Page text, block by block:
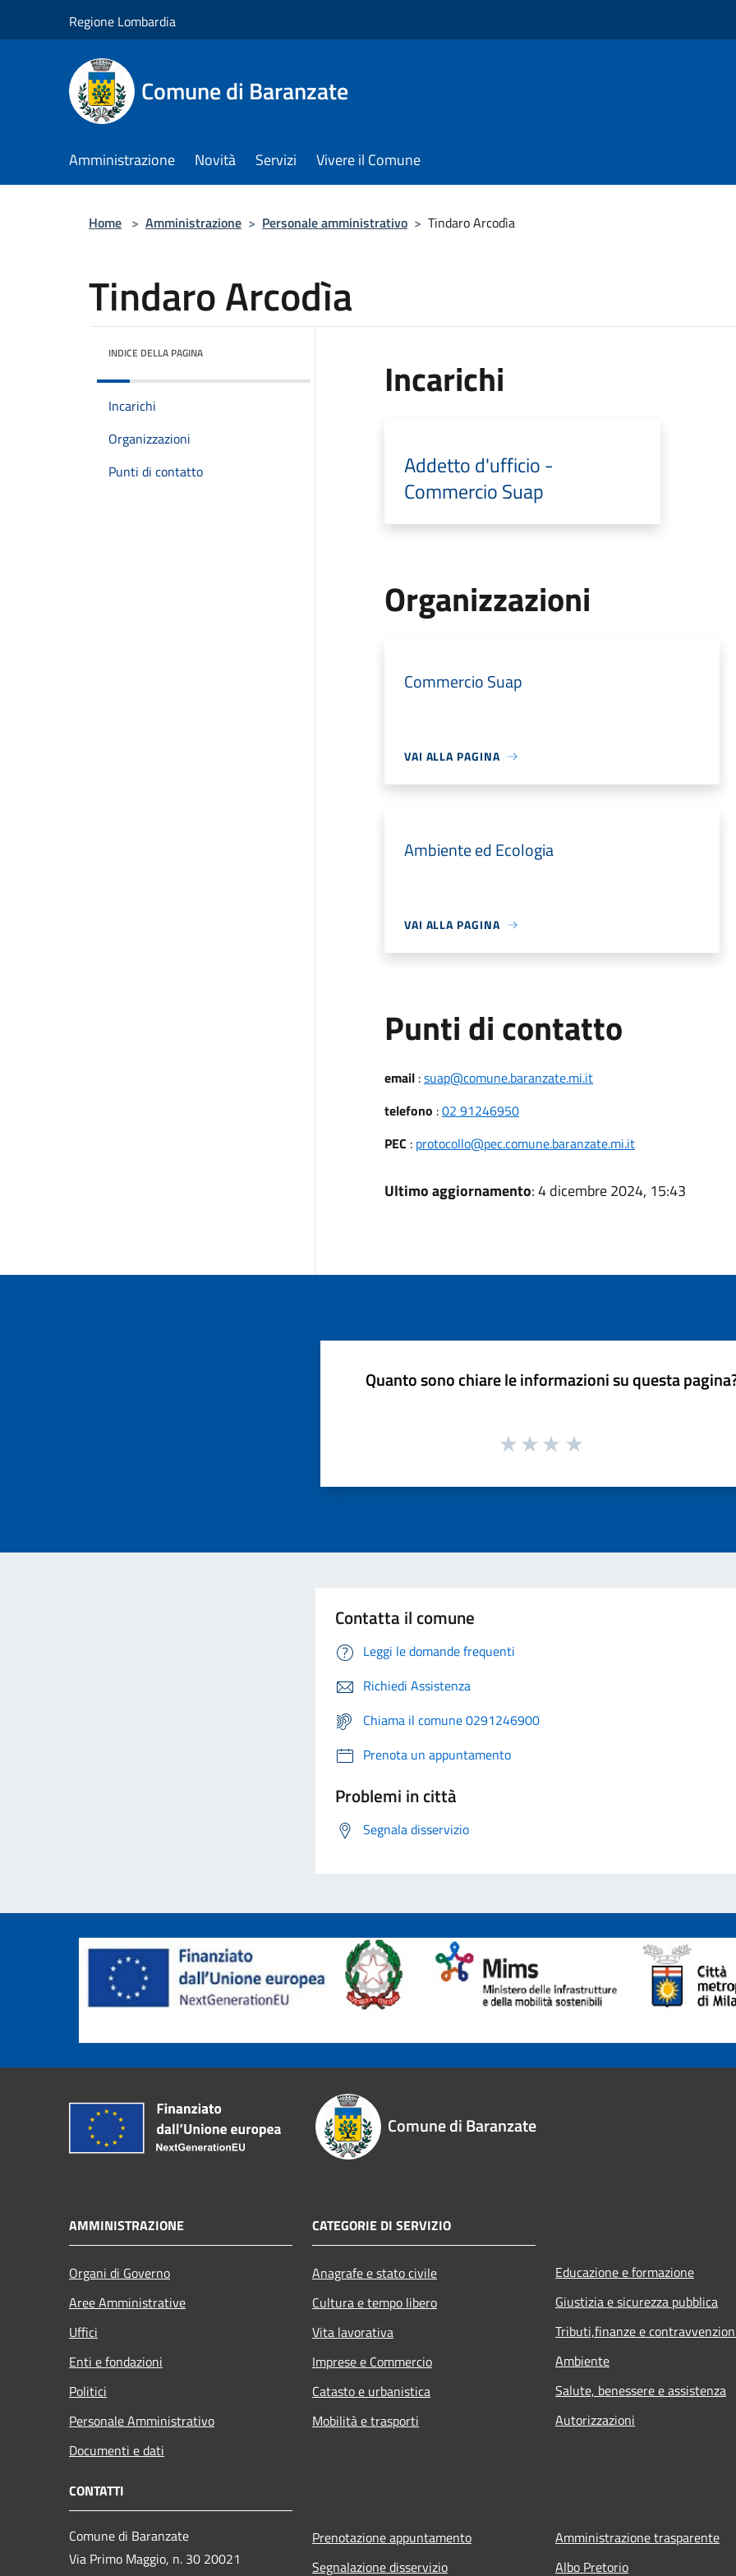
Regione Lombardia
Comune di Baranzate
Amministrazione Novità Servizi Vivere il Comune
Home > Amministrazione > Personale amministrativo > Tindaro Arcodìa
Tindaro Arcodìa
INDICE DELLA PAGINA
Incarichi
Organizzazioni
Punti di contatto
Incarichi
Addetto d'ufficio -
Commercio Suap
Organizzazioni
Commercio Suap
VAI ALLA PAGINA
Ambiente ed Ecologia
VAI ALLA PAGINA
Punti di contatto
email:suap@comune.baranzate.mi.it
telefono :02 91246950
PEC : protocollo@pec.comune.baranzate.mi.it
Ultimo aggiornamento: 4 dicembre 2024, 15:43
Quanto sono chiare le informazioni su questa
Contatta il comune
Leggi le domande frequenti
Richiedi Assistenza
Chiama il comune 0291246900
Prenota un appuntamento
Problemi in città
Segnala disservizio
Comune di Baranzate
AMMINISTRAZIONE
Organi di Governo
Aree Amministrative
Uffici
Enti e fondazioni
Politici
Personale Amministrativo
Documenti e dati
CATEGORIE DI SERVIZIO
Anagrafe e stato civile
Cultura e tempo libero
Vita lavorativa
Imprese e Commercio
Catasto e urbanistica
Mobilità e trasporti
Educazione e formazione
Giustizia e sicurezza pubblica
Tributi,finanze e
Ambiente
Salute, benessere e assistenza
Autorizzazioni
CONTATTI
Comune di Baranzate
Via Primo Maggio, n. 30 20021
Prenotazione appuntamento
Segnalazione disservizio
Amministrazione trasparente
Albo Pretorio